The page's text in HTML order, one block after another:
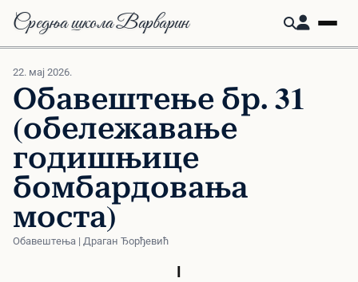
Средња школа Варварин
22. мај 2026.
Обавештење бр. 31
(обележавање
годишњице
бомбардовања
моста)
Обавештења | Драган Ђорђевић
I